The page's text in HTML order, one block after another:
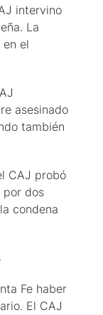
intervino
La
el
asesinado
también
CAJ probó
por dos
condena
Fe haber
El CAJ